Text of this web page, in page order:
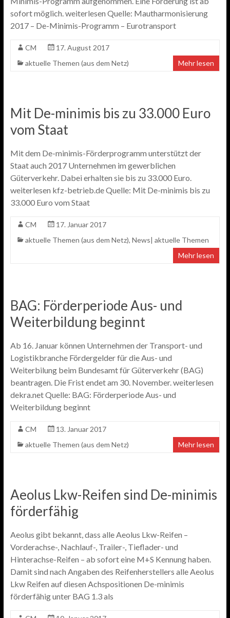
sofort möglich. weiterlesen Quelle: Mautharmonisierung
2017 – De-Minimis-Programm – Eurotransport
CM
17. August 2017
aktuelle Themen (aus dem Netz)
Mehr lesen
Mit De-minimis bis zu 33.000 Euro
vom Staat
Mit dem De-minimis-Förderprogramm unterstützt der
Staat auch 2017 Unternehmen im gewerblichen
Güterverkehr. Dabei erhalten sie bis zu 33.000 Euro.
weiterlesen kfz-betrieb.de Quelle: Mit De-minimis bis zu
33.000 Euro vom Staat
CM
17. Januar 2017
aktuelle Themen (aus dem Netz), News| aktuelle Themen
Mehr lesen
BAG: Förderperiode Aus- und
Weiterbildung beginnt
Ab 16. Januar können Unternehmen der Transport- und
Logistikbranche Fördergelder für die Aus- und
Weiterbilung beim Bundesamt für Güterverkehr (BAG)
beantragen. Die Frist endet am 30. November. weiterlesen
dekra.net Quelle: BAG: Förderperiode Aus- und
Weiterbildung beginnt
CM
13. Januar 2017
aktuelle Themen (aus dem Netz)
Mehr lesen
Aeolus Lkw-Reifen sind De-minimis
förderfähig
Aeolus gibt bekannt, dass alle Aeolus Lkw-Reifen –
Vorderachse-, Nachlauf-, Trailer-, Tieflader- und
Hinterachse-Reifen – ab sofort eine M+S Kennung haben.
Damit sind nach Angaben des Reifenherstellers alle Aeolus
Lkw Reifen auf diesen Achspositionen De-minimis
förderfähig unter BAG 1.3 als